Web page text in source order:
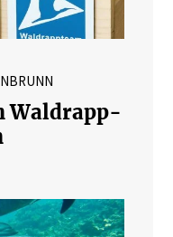
Waldrapp-